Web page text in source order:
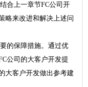
合上一章节FC公司开
略来改进和解决上述问
的保障措施。通过优
公司的大客户开发提
大客户开发做出参考建